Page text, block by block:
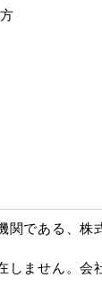
関である、株
しません。